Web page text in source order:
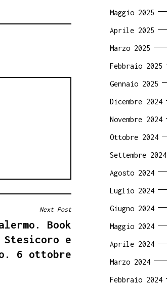
Next Post
Book
Stesicoro e
6 ottobre
Maggio 2025
Aprile 2025
Marzo 2025
Febbraio 2025
Gennaio 2025
Dicembre 2024
Novembre 2024
Ottobre 2024
Settembre 2024
Agosto 2024
Luglio 2024
Giugno 2024
Maggio 2024
Aprile 2024
Marzo 2024
Febbraio 2024